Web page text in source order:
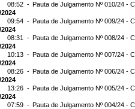
08:52 - Pauta de Julgamento Nº 010/24 -
2024
09:54 - Pauta de Julgamento Nº 009/24 -
2024
08:31 - Pauta de Julgamento Nº 008/24 -
2024
10:13 - Pauta de Julgamento Nº 007/24 -
2024
08:26 - Pauta de Julgamento Nº 006/24 -
2024
13:26 - Pauta de Julgamento Nº 005/24 -
2024
07:59 - Pauta de Julgamento Nº 004/24 -